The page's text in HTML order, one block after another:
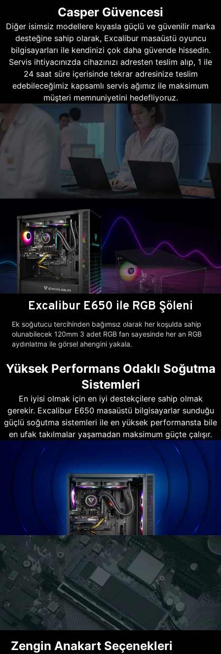
Casper Güvencesi
Diğer isimsiz modellere kıyasla güçlü ve güvenilir marka
desteğine sahip olarak, Excalibur masaüstü oyuncu
bilgisayarları ile kendinizi çok daha güvende hissedin.
Servis ihtiyacınızda cihazınızı adresten teslim alıp, 1 ile
24 saat süre içerisinde tekrar adresinize teslim
edebileceğimiz kapsamlı servis ağımız ile maksimum
müşteri memnuniyetini hedefliyoruz.
Excalibur E650 ile RGB Şöleni
Ek soğutucu tercihinden bağımsız olarak her koşulda sahip
olunabilecek 120mm 3 adet RGB fan sayesinde her an RGB
aydınlatma ile görsel ahengini yakala.
Yüksek Performans Odaklı Soğutma
Sistemleri
En iyisi olmak için en iyi destekçilere sahip olmak
gerekir. Excalibur E650 masaüstü bilgisayarlar sunduğu
güçlü soğutma sistemleri ile en yüksek performansta bile
en ufak takılmalar yaşamadan maksimum güçte çalışır.
Zengin Anakart Seçenekleri